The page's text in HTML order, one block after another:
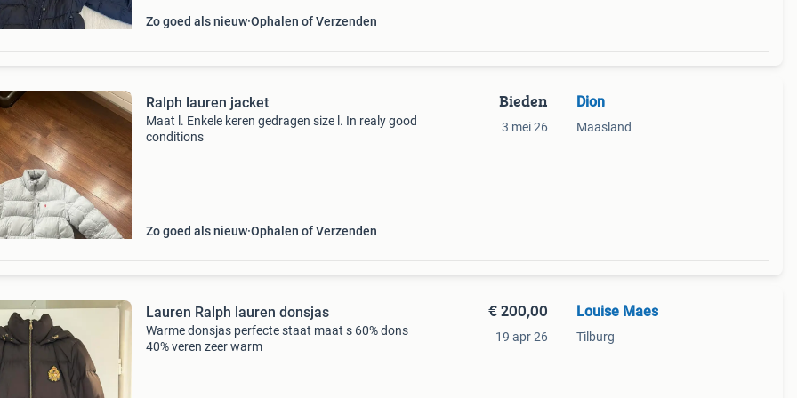
Zo goed als nieuw Ophalen of Verzenden
Ralph lauren jacket
Maat l. Enkele keren gedragen size l. In realy good
conditions
Zo goed als nieuw Ophalen of Verzenden
Bieden
3 mei 26
Dion
Maasland
Lauren Ralph lauren donsjas
Warme donsjas perfecte staat maat s 60% dons
40% veren zeer warm
€ 200,00
19 apr 26
Louise Maes
Tilburg